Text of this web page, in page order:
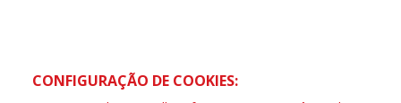
CONFIGURAÇÃO DE COOKIES: